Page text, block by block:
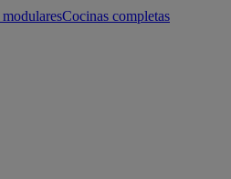
Cocinas completas